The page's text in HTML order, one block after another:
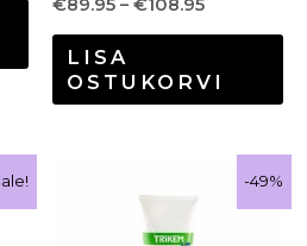
€89.95 – €108.95
LISA
OSTUKORVI
Sellel
tootel
Sale!
-49%
-49%
hind
€9.90.
hind
€5.00.